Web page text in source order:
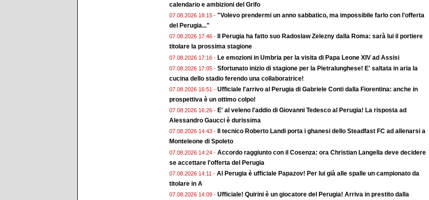
calendario e ambizioni del Grifo
07.08.2026 18:15 - "Volevo prendermi un anno sabbatico, ma impossibile farlo con l'offerta
del Perugia..."
07.08.2026 17:46 -
Il Perugia ha fatto suo Radoslaw Zelezny dalla Roma: sarà lui il portiere
titolare la prossima stagione
07.08.2026 17:16 - Le emozioni in Umbria per la visita di Papa Leone XIV ad Assisi
07.08.2026 17:05 - Sfortunato inizio di stagione per la Pietralunghese! E' saltata in aria la
cucina dello stadio ferendo una collaboratrice!
07.08.2026 16:51 - Ufficiale l'arrivo al Perugia di Gabriele Conti dalla Fiorentina: anche in
prospettiva è un ottimo colpo!
07.08.2026 16:26 - E' al veleno l'addio di Giovanni Tedesco al Perugia! La risposta ad
Alessandro Gaucci è durissima
07.08.2026 14:43 -
Il tecnico Roberto Landi porta i ghanesi dello Steadfast FC ad allenarsi a
Monteleone di Spoleto
07.08.2026 14:24 - Accordo raggiunto con il Cosenza: ora Christian Langella deve decidere
se accettare l'offerta del Perugia
07.08.2026 14:11 - Al Perugia è ufficiale Papazov! Per lui già alle spalle un campionato da
titolare in A
07.08.2026 14:09 - Ufficiale! Quirini è un giocatore del Perugia! Arriva in prestito dalla